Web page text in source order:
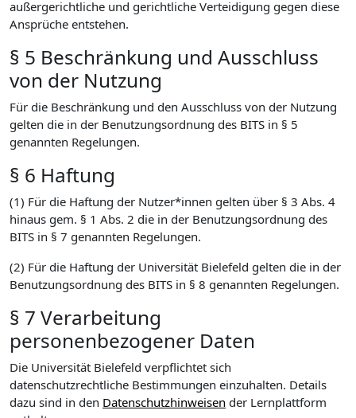
außergerichtliche und gerichtliche Verteidigung gegen diese
Ansprüche entstehen.
§ 5 Beschränkung und Ausschluss
von der Nutzung
Für die Beschränkung und den Ausschluss von der Nutzung
gelten die in der Benutzungsordnung des BITS in § 5
genannten Regelungen.
§ 6 Haftung
(1) Für die Haftung der Nutzer*innen gelten über § 3 Abs. 4
hinaus gem. § 1 Abs. 2 die in der Benutzungsordnung des
BITS in § 7 genannten Regelungen.
(2) Für die Haftung der Universität Bielefeld gelten die in der
Benutzungsordnung des BITS in § 8 genannten Regelungen.
§ 7 Verarbeitung
personenbezogener Daten
Die Universität Bielefeld verpflichtet sich
datenschutzrechtliche Bestimmungen einzuhalten. Details
dazu sind in den Datenschutzhinweisen der Lernplattform